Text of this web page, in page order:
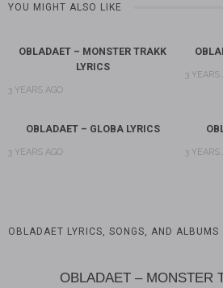
YOU MIGHT ALSO LIKE
OBLADAET – MONSTER TRAKK
LYRICS
3 YEARS AGO
3 YEARS
OBLADAET – GLOBA LYRICS
3 YEARS AGO 3 YEARS
OBLADAET LYRICS, SONGS, AND ALBUMS
OBLADAET – MONSTER